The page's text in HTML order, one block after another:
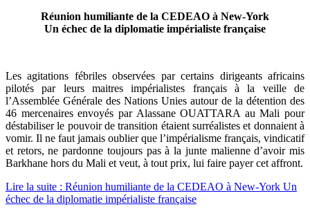
Réunion humiliante de la CEDEAO à New-York
Un échec de la diplomatie impérialiste française
Les agitations fébriles observées par certains dirigeants africains
pilotés par leurs maitres impérialistes français à la veille de
l’Assemblée Générale des Nations Unies autour de la détention des
46 mercenaires envoyés par Alassane OUATTARA au Mali pour
déstabiliser le pouvoir de transition étaient surréalistes et donnaient à
vomir. Il ne faut jamais oublier que l’impérialisme français, vindicatif
et retors, ne pardonne toujours pas à la junte malienne d’avoir mis
Barkhane hors du Mali et veut, à tout prix, lui faire payer cet affront.
Lire la suite : Réunion humiliante de la CEDEAO à New-York Un
échec de la diplomatie impérialiste française